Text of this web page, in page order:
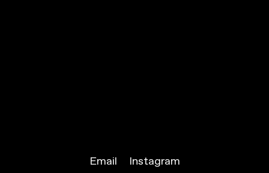
Email Instagram